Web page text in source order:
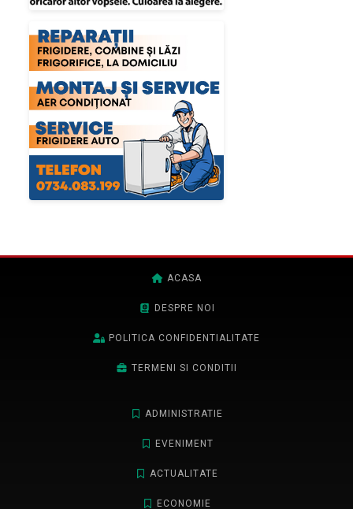
ACASA
DESPRE NOI
POLITICA CONFIDENTIALITATE
TERMENI SI CONDITII
ADMINISTRATIE
EVENIMENT
ACTUALITATE
ECONOMIE